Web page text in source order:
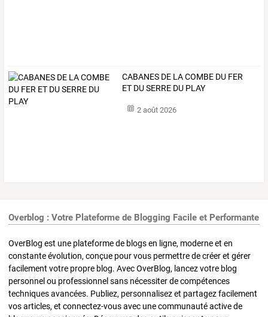
CABANES DE LA COMBE DU FER
ET DU SERRE DU PLAY
2 août 2026
Overblog : Votre Plateforme de Blogging Facile et Performante
OverBlog est une plateforme de blogs en ligne, moderne et en
constante évolution, conçue pour vous permettre de créer et gérer
facilement votre propre blog. Avec OverBlog, lancez votre blog
personnel ou professionnel sans nécessiter de compétences
techniques avancées. Publiez, personnalisez et partagez facilement
vos articles, et connectez-vous avec une communauté active de